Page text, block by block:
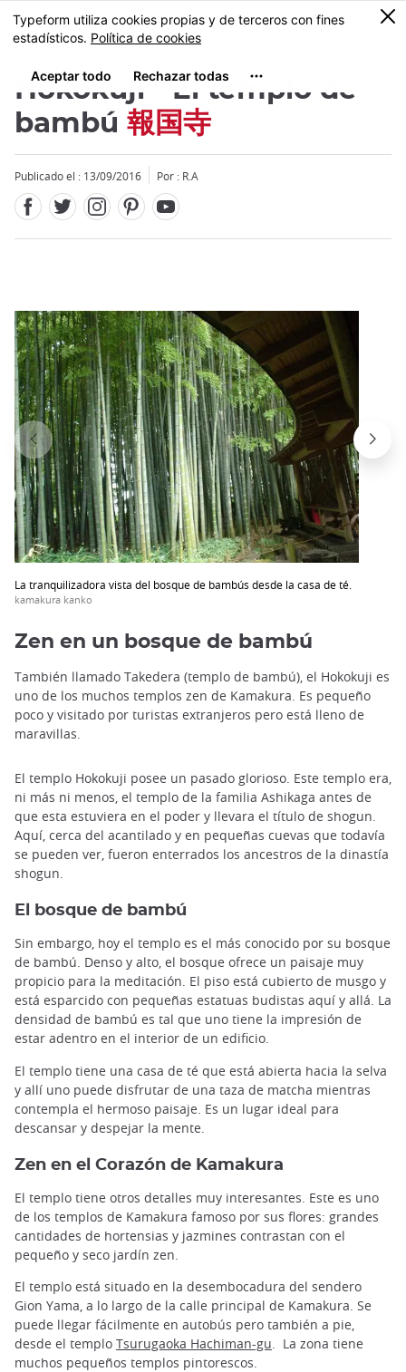
Tamaño
MENU
0
Hokokuji - El templo de
bambú 報国寺
Publicado el : 13/09/2016 Por : R.A
La tranquilizadora vista del bosque de bambús desde la casa de té.
kamakura kanko
Close
Zen en un bosque de bambú
También llamado Takedera (templo de bambú), el Hokokuji es
uno de los muchos templos zen de Kamakura. Es pequeño
poco y visitado por turistas extranjeros pero está lleno de
maravillas.
El templo Hokokuji posee un pasado glorioso. Este templo era,
ni más ni menos, el templo de la familia Ashikaga antes de
que esta estuviera en el poder y llevara el título de shogun.
Aquí, cerca del acantilado y en pequeñas cuevas que todavía
se pueden ver, fueron enterrados los ancestros de la dinastía
shogun.
El bosque de bambú
Sin embargo, hoy el templo es el más conocido por su bosque
de bambú. Denso y alto, el bosque ofrece un paisaje muy
propicio para la meditación. El piso está cubierto de musgo y
está esparcido con pequeñas estatuas budistas aquí y allá. La
densidad de bambú es tal que uno tiene la impresión de
estar adentro en el interior de un edificio.
El templo tiene una casa de té que está abierta hacia la selva
y allí uno puede disfrutar de una taza de matcha mientras
contempla el hermoso paisaje. Es un lugar ideal para
descansar y despejar la mente.
Zen en el Corazón de Kamakura
El templo tiene otros detalles muy interesantes. Este es uno
de los templos de Kamakura famoso por sus flores: grandes
cantidades de hortensias y jazmines contrastan con el
pequeño y seco jardín zen.
El templo está situado en la desembocadura del sendero
Gion Yama, a lo largo de la calle principal de Kamakura. Se
puede llegar fácilmente en autobús pero también a pie,
desde el templo Tsurugaoka Hachiman-gu . La zona tiene
muchos pequeños templos pintorescos.